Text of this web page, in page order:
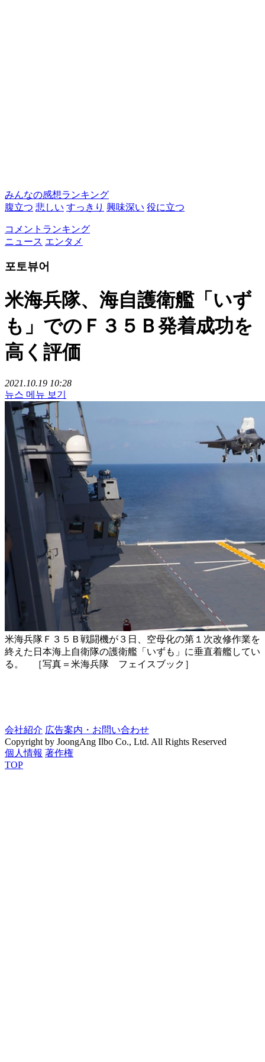
みんなの感想ランキング
腹立つ 悲しい すっきり 興味深い 役に立つ
コメントランキング
ニュース エンタメ
포토뷰어
米海兵隊、海自護衛艦「いず
も」でのＦ３５Ｂ発着成功を
高く評価
2021.10.19 10:28
뉴스 메뉴 보기
米海兵隊Ｆ３５Ｂ戦闘機が３日、空母化の第１次改修作業を
終えた日本海上自衛隊の護衛艦「いずも」に垂直着艦してい
る。 ［写真＝米海兵隊 フェイスブック］
会社紹介 広告案内・お問い合わせ
Copyright by JoongAng Ilbo Co., Ltd. All Rights Reserved
個人情報 著作権
TOP